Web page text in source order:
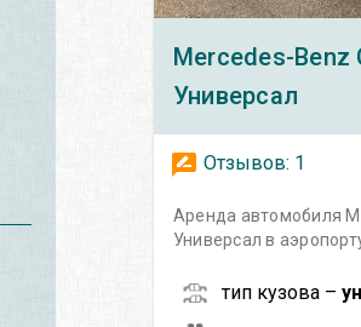
Mercedes-Benz
Универсал
Отзывов: 1
Аренда автомобиля
Универсал в
тип кузова –